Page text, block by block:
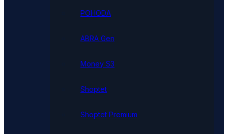
POHODA
ABRA Gen
Money S3
Shoptet
Shoptet Premium